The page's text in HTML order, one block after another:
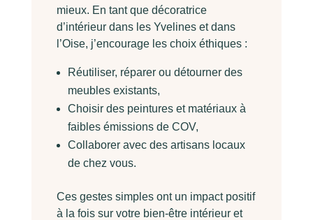
mieux. En tant que décoratrice
d’intérieur dans les Yvelines et dans
l’Oise, j’encourage les choix éthiques :
Réutiliser, réparer ou détourner des
meubles existants,
Choisir des peintures et matériaux à
faibles émissions de COV,
Collaborer avec des artisans locaux
de chez vous.
Ces gestes simples ont un impact positif
à la fois sur votre bien-être intérieur et